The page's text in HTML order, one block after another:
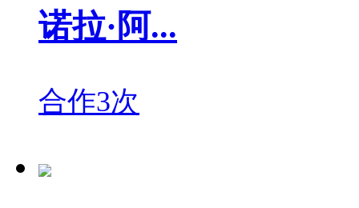
诺拉·阿...
合作3次